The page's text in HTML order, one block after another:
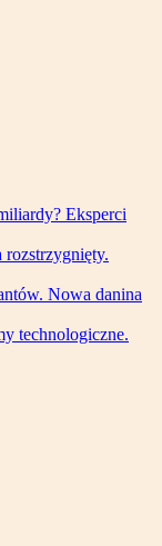
Eksperci
rozstrzygnięty.
Nowa danina
technologiczne.